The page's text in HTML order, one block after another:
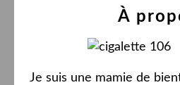
À
Je suis une mamie de